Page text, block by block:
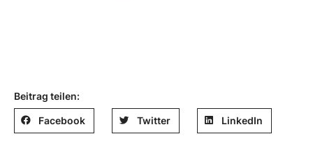
Beitrag teilen:
Facebook Twitter LinkedIn